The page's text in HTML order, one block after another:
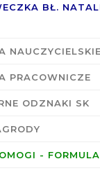
BŁ.
NAUCZYCIELSKIE
PRACOWNICZE
ODZNAKI SK
-